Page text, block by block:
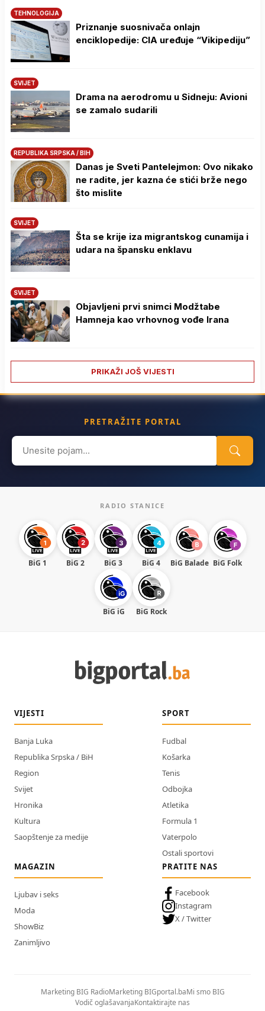
TEHNOLOGIJA
Priznanje suosnivača onlajn
enciklopedije: CIA uređuje “Vikipediju”
SVIJET
Drama na aerodromu u Sidneju: Avioni
se zamalo sudarili
REPUBLIKA SRPSKA / BIH
Danas je Sveti Pantelejmon: Ovo nikako
ne radite, jer kazna će stići brže nego
što mislite
SVIJET
Šta se krije iza migrantskog cunamija i
udara na špansku enklavu
SVIJET
Objavljeni prvi snimci Modžtabe
Hamneja kao vrhovnog vođe Irana
PRIKAŽI JOŠ VIJESTI
PRETRAŽITE PORTAL
Search
for:
RADIO STANICE
BiG 1 BiG 2 BiG 3 BiG 4 BiG Balade BiG Folk
BiG iG BiG Rock
VIJESTI
Banja Luka
Republika Srpska / BiH
Region
Svijet
Hronika
Kultura
Saopštenje za medije
SPORT
Fudbal
Košarka
Tenis
Odbojka
Atletika
Formula 1
Vaterpolo
Ostali sportovi
MAGAZIN
Ljubav i seks
Moda
ShowBiz
Zanimljivo
PRATITE NAS
Facebook
Instagram
X / Twitter
Marketing BIG RadioMarketing BIGportal.baMi smo BIG
Vodič oglašavanjaKontaktirajte nas